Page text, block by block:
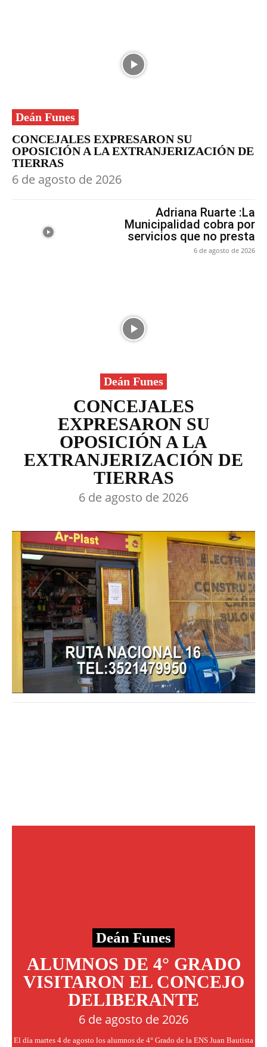
Deán Funes
CONCEJALES EXPRESARON SU
OPOSICIÓN A LA EXTRANJERIZACIÓN DE
TIERRAS
6 de agosto de 2026
Adriana Ruarte :La
Municipalidad cobra por
servicios que no presta
6 de agosto de 2026
Deán Funes
CONCEJALES
EXPRESARON SU
OPOSICIÓN A LA
EXTRANJERIZACIÓN DE
TIERRAS
6 de agosto de 2026
Deán Funes
ALUMNOS DE 4° GRADO
VISITARON EL CONCEJO
DELIBERANTE
6 de agosto de 2026
El día martes 4 de agosto los alumnos de 4° Grado de la ENS Juan Bautista